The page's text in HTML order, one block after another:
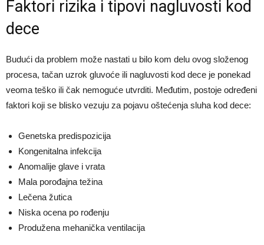
Faktori rizika i tipovi nagluvosti kod
dece
Budući da problem može nastati u bilo kom delu ovog složenog
procesa, tačan uzrok gluvoće ili nagluvosti kod dece je ponekad
veoma teško ili čak nemoguće utvrditi. Međutim, postoje određeni
faktori koji se blisko vezuju za pojavu oštećenja sluha kod dece:
Genetska predispozicija
Kongenitalna infekcija
Anomalije glave i vrata
Mala porođajna težina
Lečena žutica
Niska ocena po rođenju
Produžena mehanička ventilacija